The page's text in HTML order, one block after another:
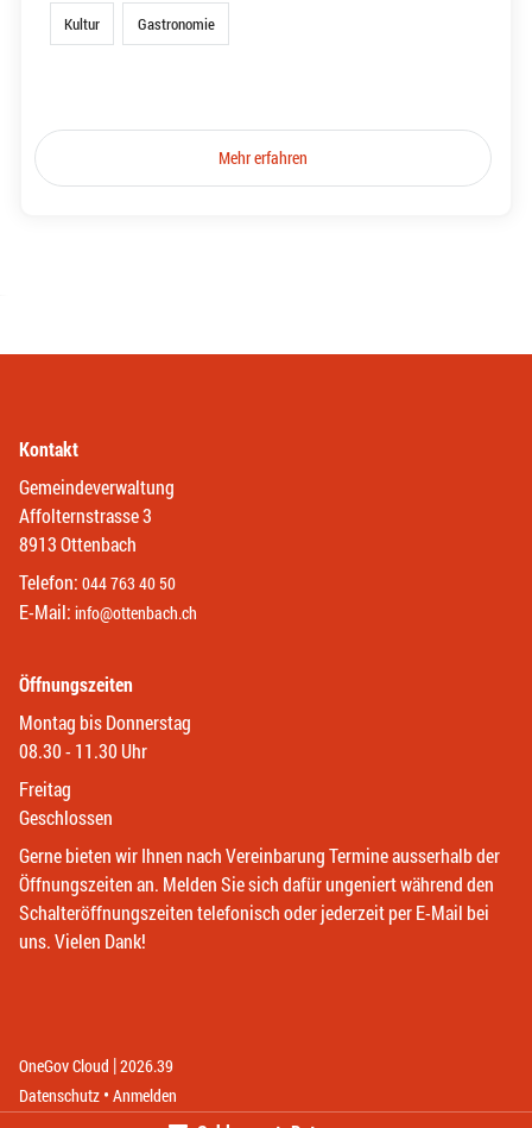
Kultur Gastronomie
Mehr erfahren
Kontakt
Gemeindeverwaltung
Affolternstrasse 3
8913 Ottenbach
Telefon: 044 763 40 50
E-Mail: info@ottenbach.ch
Öffnungszeiten
Montag bis Donnerstag
08.30 - 11.30 Uhr
Freitag
Geschlossen
Gerne bieten wir Ihnen nach Vereinbarung Termine ausserhalb der
Öffnungszeiten an. Melden Sie sich dafür ungeniert während den
Schalteröffnungszeiten telefonisch oder jederzeit per E-Mail bei
uns. Vielen Dank!
OneGov Cloud (External Link)
|2026.39
Datenschutz (External Link)
Anmelden